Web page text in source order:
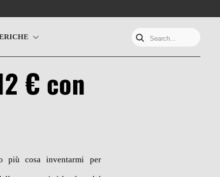
Search...
€ con
più cosa inventarmi per